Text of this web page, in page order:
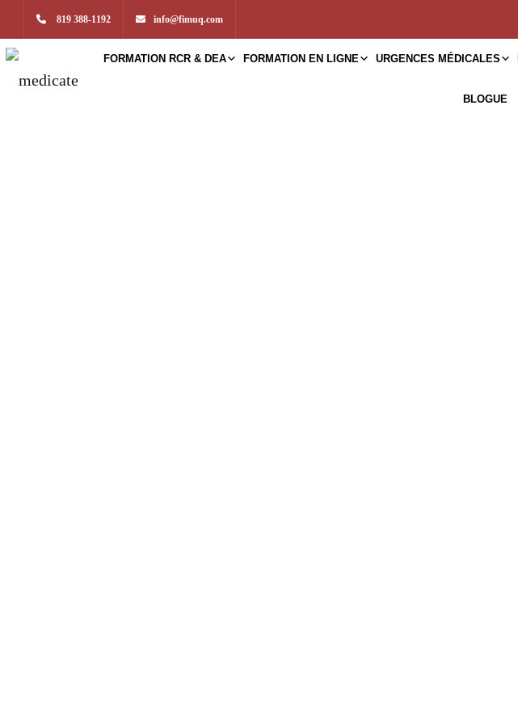
819 388-1192 info@fimuq.com
FORMATION RCR & DEA FORMATION EN LIGNE URGENCES MÉDICALES
BLOGUE